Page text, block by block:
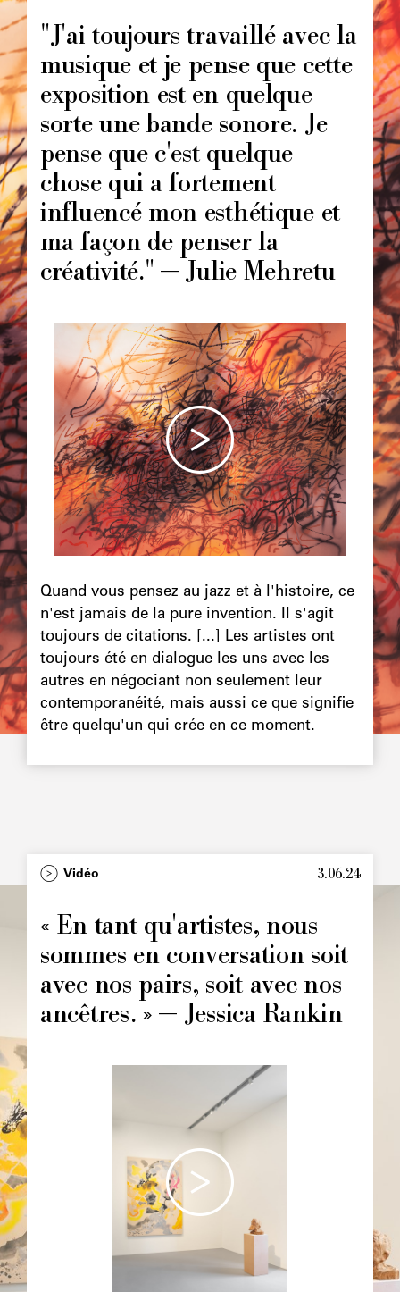
"J'ai toujours travaillé avec la
musique et je pense que cette
exposition est en quelque
sorte une bande sonore. Je
pense que c'est quelque
chose qui a fortement
influencé mon esthétique et
ma façon de penser la
créativité." — Julie Mehretu
Image
principale
Quand vous pensez au jazz et à l'histoire, ce
n'est jamais de la pure invention. Il s'agit
toujours de citations. [...] Les artistes ont
toujours été en dialogue les uns avec les
autres en négociant non seulement leur
contemporanéité, mais aussi ce que signifie
être quelqu'un qui crée en ce moment.
TypeVidéo 3.06.24
« En tant qu'artistes, nous
sommes en conversation soit
avec nos pairs, soit avec nos
ancêtres. » — Jessica Rankin